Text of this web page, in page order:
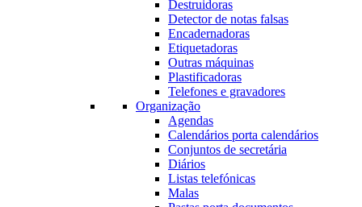
Destruidoras
Detector de notas falsas
Encadernadoras
Etiquetadoras
Outras máquinas
Plastificadoras
Telefones e gravadores
Organização
Agendas
Calendários porta calendários
Conjuntos de secretária
Diários
Listas telefónicas
Malas